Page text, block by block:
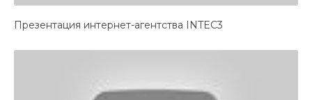
Презентация интернет-агентства INTEC3